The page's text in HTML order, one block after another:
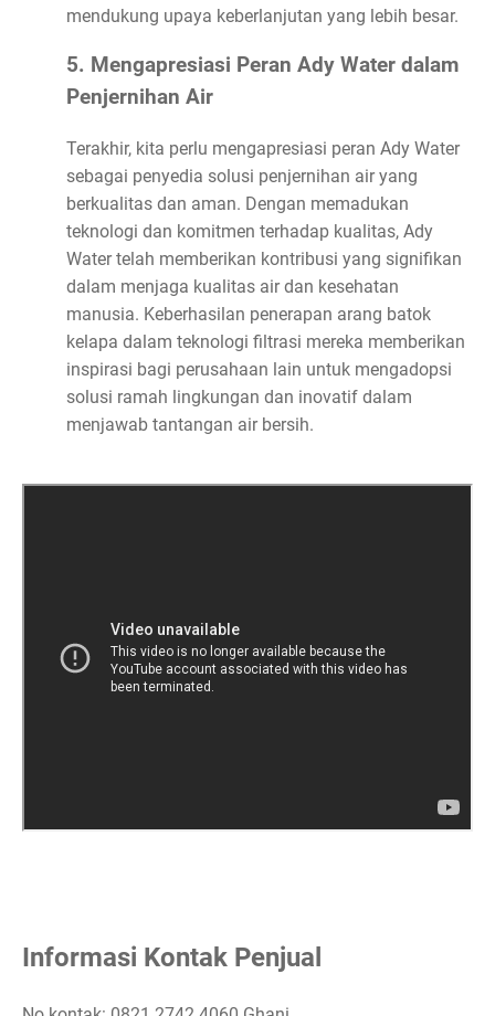
mendukung upaya keberlanjutan yang lebih besar.
5. Mengapresiasi Peran Ady Water dalam
Penjernihan Air
Terakhir, kita perlu mengapresiasi peran Ady Water
sebagai penyedia solusi penjernihan air yang
berkualitas dan aman. Dengan memadukan
teknologi dan komitmen terhadap kualitas, Ady
Water telah memberikan kontribusi yang signifikan
dalam menjaga kualitas air dan kesehatan
manusia. Keberhasilan penerapan arang batok
kelapa dalam teknologi filtrasi mereka memberikan
inspirasi bagi perusahaan lain untuk mengadopsi
solusi ramah lingkungan dan inovatif dalam
menjawab tantangan air bersih.
Informasi Kontak Penjual